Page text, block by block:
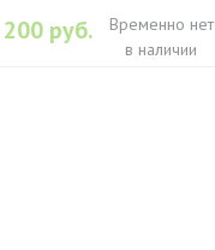
200 руб.
Временно нет
в наличии